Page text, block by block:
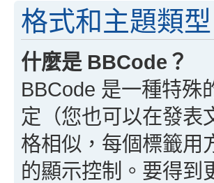
格式和主題類型
什麼是 BBCode？
BBCode 是一種特殊
定（您也可以在發表
格相似，每個標籤用
的顯示控制。要得到